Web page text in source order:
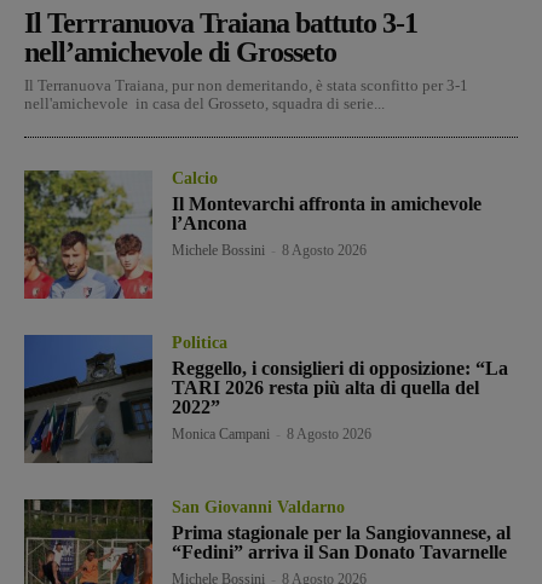
Il Terrranuova Traiana battuto 3-1
nell’amichevole di Grosseto
Il Terranuova Traiana, pur non demeritando, è stata sconfitto per 3-1
nell'amichevole in casa del Grosseto, squadra di serie...
Calcio
Il Montevarchi affronta in amichevole
l’Ancona
Michele Bossini 8 Agosto 2026
Politica
Reggello, i consiglieri di opposizione: “La
TARI 2026 resta più alta di quella del
2022”
Monica Campani 8 Agosto 2026
San Giovanni Valdarno
Prima stagionale per la Sangiovannese, al
“Fedini” arriva il San Donato Tavarnelle
Michele Bossini 8 Agosto 2026